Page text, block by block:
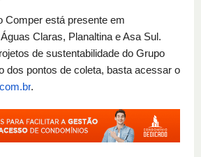
Comper está presente em
Claras, Planaltina e Asa Sul.
de sustentabilidade do Grupo
dos pontos de coleta, basta acessar o
.